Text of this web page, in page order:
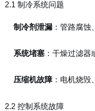
2.1 制冷系统问题
制冷剂泄漏 ：管路腐
系统堵塞 ：干燥过滤
压缩机故障：电机烧毁
2.2 控制系统故障